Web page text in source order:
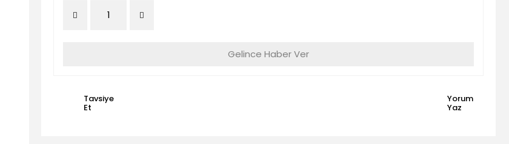
Gelince Haber Ver
Tavsiye
Et
Yorum
Yaz